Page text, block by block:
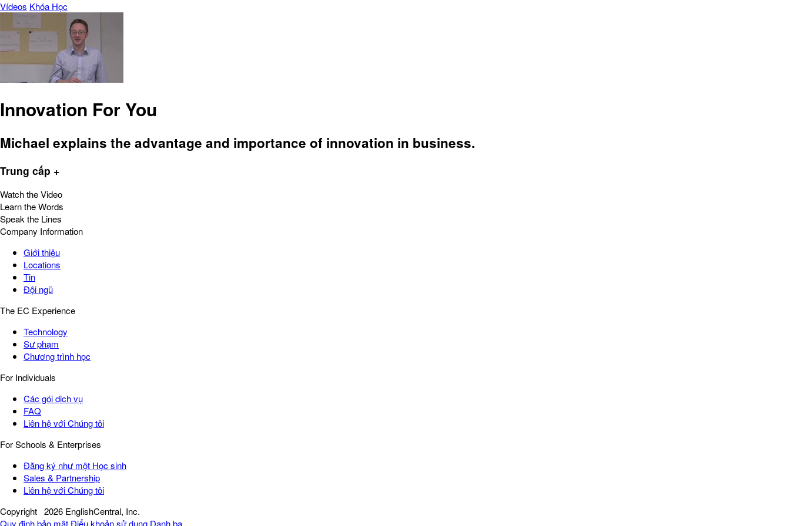
Vídeos Khóa Học
Innovation For You
Michael explains the advantage and importance of innovation in business.
Trung cấp +
Watch the Video
Learn the Words
Speak the Lines
Company Information
Giới thiệu
Locations
Tin
Đội ngũ
The EC Experience
Technology
Sư phạm
Chương trình học
For Individuals
Các gói dịch vụ
FAQ
Liên hệ với Chúng tôi
For Schools & Enterprises
Đăng ký như một Học sinh
Sales & Partnership
Liên hệ với Chúng tôi
Copyright 2026 EnglishCentral, Inc.